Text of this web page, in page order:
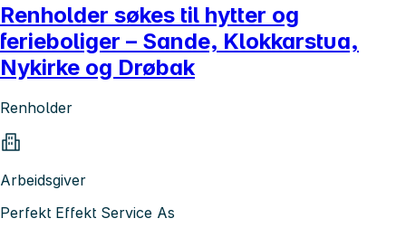
Renholder søkes til hytter og
ferieboliger – Sande, Klokkarstua,
Nykirke og Drøbak
Renholder
Arbeidsgiver
Perfekt Effekt Service As